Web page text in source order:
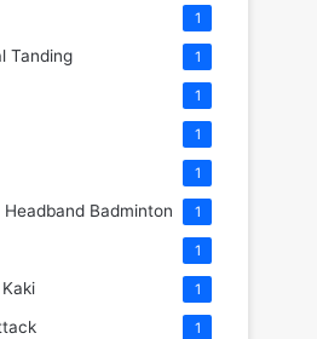
1
Tanding 1
1
1
1
Badminton 1
1
1
1